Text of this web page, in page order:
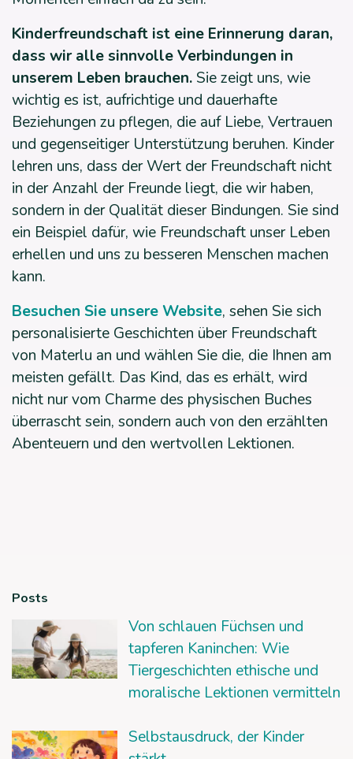
Kinderfreundschaft ist eine Erinnerung daran,
dass wir alle sinnvolle Verbindungen in
unserem Leben brauchen. Sie zeigt uns, wie
wichtig es ist, aufrichtige und dauerhafte
Beziehungen zu pflegen, die auf Liebe, Vertrauen
und gegenseitiger Unterstützung beruhen. Kinder
lehren uns, dass der Wert der Freundschaft nicht
in der Anzahl der Freunde liegt, die wir haben,
sondern in der Qualität dieser Bindungen. Sie sind
ein Beispiel dafür, wie Freundschaft unser Leben
erhellen und uns zu besseren Menschen machen
kann.
Besuchen Sie unsere Website, sehen Sie sich
personalisierte Geschichten über Freundschaft
von Materlu an und wählen Sie die, die Ihnen am
meisten gefällt. Das Kind, das es erhält, wird
nicht nur vom Charme des physischen Buches
überrascht sein, sondern auch von den erzählten
Abenteuern und den wertvollen Lektionen.
Posts
Von schlauen Füchsen und
tapferen Kaninchen: Wie
Tiergeschichten ethische und
moralische Lektionen vermitteln
Selbstausdruck, der Kinder